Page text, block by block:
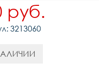
руб.
3213060